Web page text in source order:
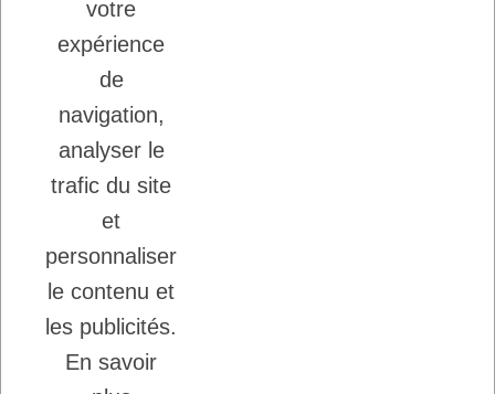
Inscription à la newsletter
Vous pouvez vous désinscrire à tout moment.
J'accepte les conditions générales et la
politique de confidentialité.
Copyright © 2026 - DogFrenchTouch™
votre
expérience
de
navigation,
analyser le
trafic du site
et
personnaliser
le contenu et
les publicités.
En savoir